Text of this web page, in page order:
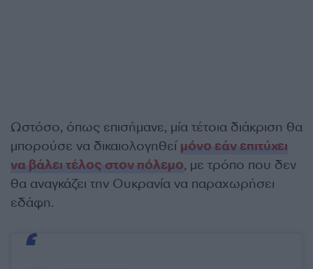
Ωστόσο, όπως επισήμανε, μία τέτοια διάκριση θα
μπορούσε να δικαιολογηθεί μόνο εάν επιτύχει
να βάλει τέλος στον πόλεμο, με τρόπο που δεν
θα αναγκάζει την Ουκρανία να παραχωρήσει
εδάφη.